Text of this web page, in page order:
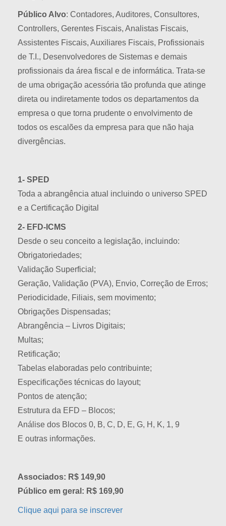
Público Alvo: Contadores, Auditores, Consultores,
Controllers, Gerentes Fiscais, Analistas Fiscais,
Assistentes Fiscais, Auxiliares Fiscais, Profissionais
de T.I., Desenvolvedores de Sistemas e demais
profissionais da área fiscal e de informática. Trata-se
de uma obrigação acessória tão profunda que atinge
direta ou indiretamente todos os departamentos da
empresa o que torna prudente o envolvimento de
todos os escalões da empresa para que não haja
divergências.
1- SPED
Toda a abrangência atual incluindo o universo SPED
e a Certificação Digital
2- EFD-ICMS
Desde o seu conceito a legislação, incluindo:
Obrigatoriedades;
Validação Superficial;
Geração, Validação (PVA), Envio, Correção de Erros;
Periodicidade, Filiais, sem movimento;
Obrigações Dispensadas;
Abrangência – Livros Digitais;
Multas;
Retificação;
Tabelas elaboradas pelo contribuinte;
Especificações técnicas do layout;
Pontos de atenção;
Estrutura da EFD – Blocos;
Análise dos Blocos 0, B, C, D, E, G, H, K, 1, 9
E outras informações.
Associados: R$ 149,90
Público em geral: R$ 169,90
Clique aqui para se inscrever